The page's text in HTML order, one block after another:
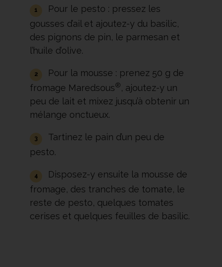
Pour le pesto : pressez les
gousses d’ail et ajoutez-y du basilic,
des pignons de pin, le parmesan et
l’huile d’olive.
Pour la mousse : prenez 50 g de
fromage Maredsous®, ajoutez-y un
peu de lait et mixez jusqu’à obtenir un
mélange onctueux.
Tartinez le pain d’un peu de
pesto.
Disposez-y ensuite la mousse de
fromage, des tranches de tomate, le
reste de pesto, quelques tomates
cerises et quelques feuilles de basilic.